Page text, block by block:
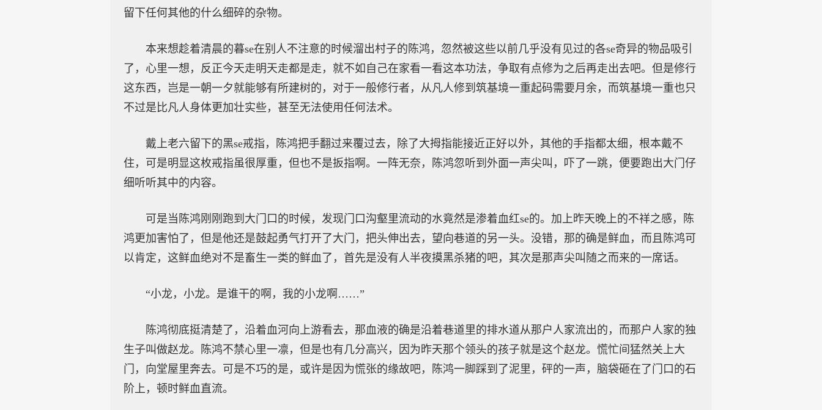
留下任何其他的什么细碎的杂物。
本来想趁着清晨的暮se在别人不注意的时候溜出村子的陈鸿，忽然被这些以前几乎没有见过的各se奇异的物品吸引
了，心里一想，反正今天走明天走都是走，就不如自己在家看一看这本功法，争取有点修为之后再走出去吧。但是修行
这东西，岂是一朝一夕就能够有所建树的，对于一般修行者，从凡人修到筑基境一重起码需要月余，而筑基境一重也只
不过是比凡人身体更加壮实些，甚至无法使用任何法术。
戴上老六留下的黑se戒指，陈鸿把手翻过来覆过去，除了大拇指能接近正好以外，其他的手指都太细，根本戴不
住，可是明显这枚戒指虽很厚重，但也不是扳指啊。一阵无奈，陈鸿忽听到外面一声尖叫，吓了一跳，便要跑出大门仔
细听听其中的内容。
可是当陈鸿刚刚跑到大门口的时候，发现门口沟壑里流动的水竟然是渗着血红se的。加上昨天晚上的不祥之感，陈
鸿更加害怕了，但是他还是鼓起勇气打开了大门，把头伸出去，望向巷道的另一头。没错，那的确是鲜血，而且陈鸿可
以肯定，这鲜血绝对不是畜生一类的鲜血了，首先是没有人半夜摸黑杀猪的吧，其次是那声尖叫随之而来的一席话。
“小龙，小龙。是谁干的啊，我的小龙啊……”
陈鸿彻底挺清楚了，沿着血河向上游看去，那血液的确是沿着巷道里的排水道从那户人家流出的，而那户人家的独
生子叫做赵龙。陈鸿不禁心里一凛，但是也有几分高兴，因为昨天那个领头的孩子就是这个赵龙。慌忙间猛然关上大
门，向堂屋里奔去。可是不巧的是，或许是因为慌张的缘故吧，陈鸿一脚踩到了泥里，砰的一声，脑袋砸在了门口的石
阶上，顿时鲜血直流。